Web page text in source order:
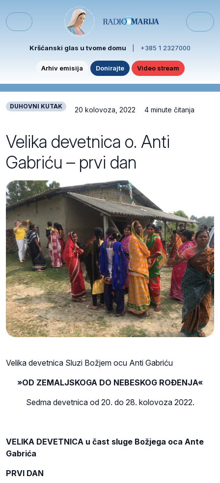
Menu
Kršćanski glas u tvome domu +385 1 2327000
Arhiv emisija Donirajte Video stream
DUHOVNI KUTAK 20 kolovoza, 2022 4 minute čitanja
Velika devetnica o. Anti
Gabriću – prvi dan
Velika devetnica Sluzi Božjem ocu Anti Gabriću
»OD ZEMALJSKOGA DO NEBESKOG ROĐENJA«
Sedma devetnica od 20. do 28. kolovoza 2022.
VELIKA DEVETNICA u čast sluge Božjega oca Ante
Gabrića
PRVI DAN